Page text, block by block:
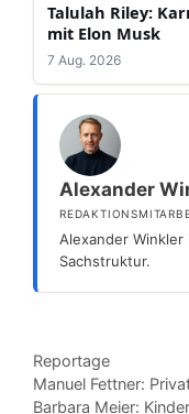
Talulah Riley:
mit Elon Musk
7 Aug. 2026
Alexander
Alexander
Sachstruktur.
Kategorien
Reportage
Manuel Fettner:
Barbara Meier: